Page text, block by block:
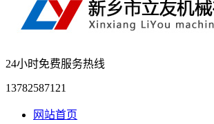
24小时免费服务热线
13782587121
网站首页